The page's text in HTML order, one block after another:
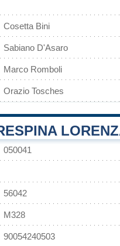
Cosetta Bini
Sabiano D'Asaro
Marco Romboli
Orazio Tosches
050041
56042
M328
90054240503